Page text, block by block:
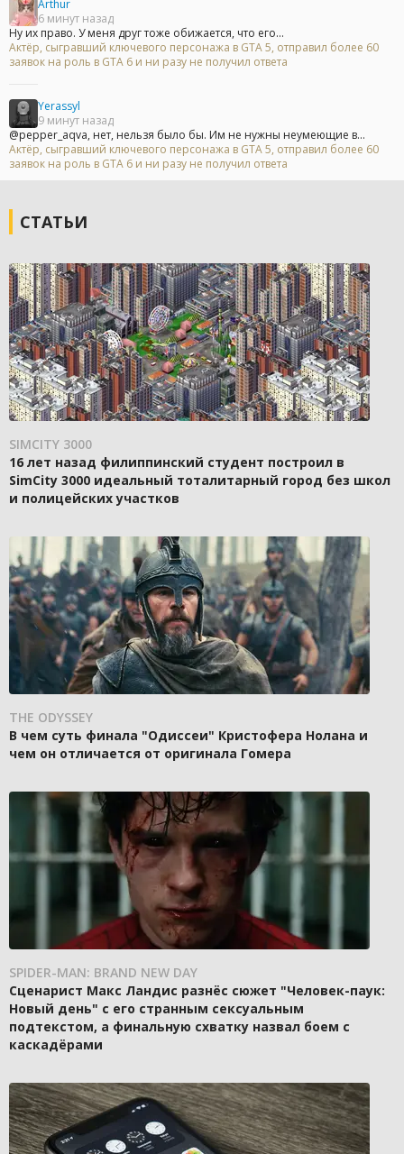
Arthur
6 минут назад
Ну их право. У меня друг тоже обижается, что его...
Актёр, сыгравший ключевого персонажа в GTA 5, отправил более 60
заявок на роль в GTA 6 и ни разу не получил ответа
Yerassyl
9 минут назад
@pepper_aqva, нет, нельзя было бы. Им не нужны неумеющие в...
Актёр, сыгравший ключевого персонажа в GTA 5, отправил более 60
заявок на роль в GTA 6 и ни разу не получил ответа
СТАТЬИ
SIMCITY 3000
16 лет назад филиппинский студент построил в
SimCity 3000 идеальный тоталитарный город без школ
и полицейских участков
THE ODYSSEY
В чем суть финала "Одиссеи" Кристофера Нолана и
чем он отличается от оригинала Гомера
SPIDER-MAN: BRAND NEW DAY
Сценарист Макс Ландис разнёс сюжет "Человек-паук:
Новый день" с его странным сексуальным
подтекстом, а финальную схватку назвал боем с
каскадёрами